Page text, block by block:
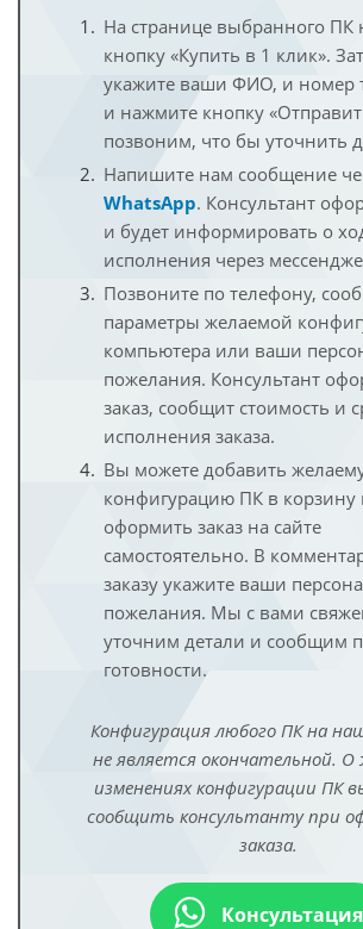
На странице выбранного ПК
кнопку «Купить в 1 клик».
укажите ваши ФИО, и номер
и нажмите кнопку
позвоним, что бы уточнить
Напишите нам сообщение
WhatsApp. Консультант
и будет информировать о
исполнения через
Позвоните по телефону,
параметры желаемой
компьютера или ваши
пожелания. Консультант
заказ, сообщит стоимость и
исполнения заказа.
Вы можете добавить
конфигурацию ПК в корзину
оформить заказ на сайте
самостоятельно. В
заказу укажите ваши
пожелания. Мы с вами
уточним детали и сообщим
готовности.
Конфигурация любого ПК на
не является окончательной. О
изменениях конфигурации ПК
сообщить консультанту при
заказа.
Консультация